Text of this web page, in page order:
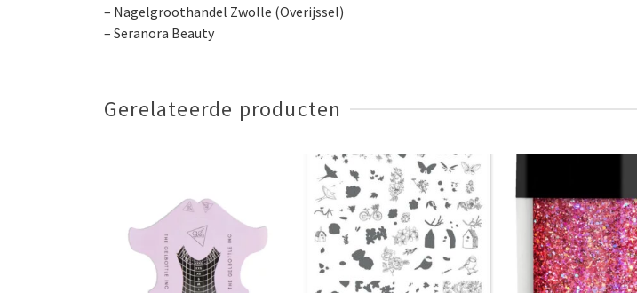
– Nagelgroothandel Zwolle (Overijssel)
– Seranora Beauty
Gerelateerde producten